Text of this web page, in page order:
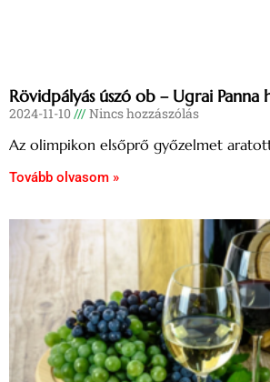
Rövidpályás úszó ob – Ugrai Panna
2024-11-10 Nincs hozzászólás
Az olimpikon elsőprő győzelmet
Tovább olvasom »